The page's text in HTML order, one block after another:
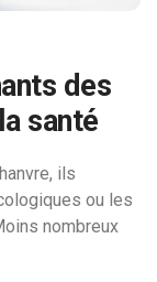
des
santé
ils
ou les
nombreux